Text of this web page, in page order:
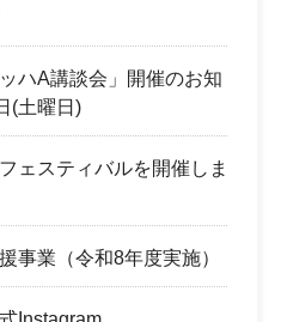
ハA講談会」開催のお知
(土曜日)
ェスティバルを開催しま
事業（令和8年度実施）